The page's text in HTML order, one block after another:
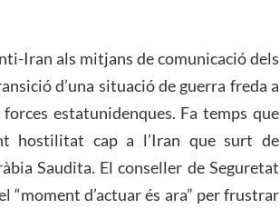
Iran als mitjans de comunicació dels
d’una situació de guerra freda a
estatunidenques. Fa temps que
hostilitat cap a l’Iran que surt de
Saudita. El conseller de Seguretat
d’actuar és ara” per frustrar